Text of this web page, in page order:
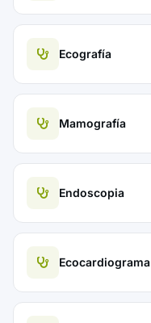
Ecografía
Mamografía
Endoscopia
Ecocardiograma